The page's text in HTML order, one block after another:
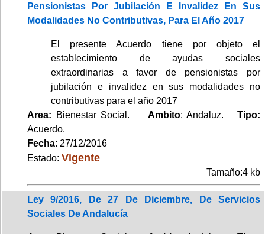
Pensionistas Por Jubilación E Invalidez En Sus
Modalidades No Contributivas, Para El Año 2017
El presente Acuerdo tiene por objeto el
establecimiento de ayudas sociales
extraordinarias a favor de pensionistas por
jubilación e invalidez en sus modalidades no
contributivas para el año 2017
Area: Bienestar Social. Ambito: Andaluz.Tipo:
Acuerdo.
Fecha: 27/12/2016
Estado: Vigente
Tamaño:4 kb
Ley 9/2016, De 27 De Diciembre, De Servicios
Sociales De Andalucía